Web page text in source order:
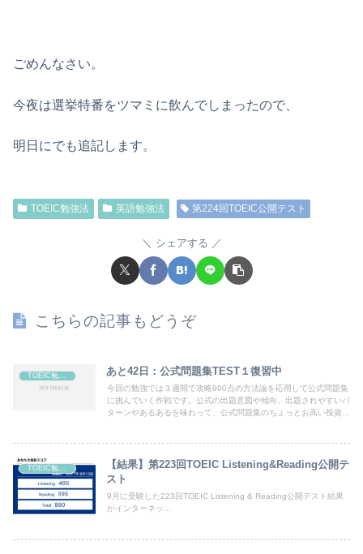
ごめんなさい。
今夜は選挙特番をツマミに飲んでしまったので、
明日にでも追記します。
TOEIC勉強法 英語勉強法 第224回TOEIC公開テスト
シェアする
こちらの記事もどうぞ
あと42日：公式問題集TEST１復習中
今回の勉強では３週間で攻略900点の方法論を応用して公式問題集
に挑んでいく作戦です。公式の出題意図や傾向、出題されやすいパ
ターンやあるあるを味わって、公式問題集のちょっとお高い投資費
TOEIC勉強法
【結果】第223回TOEIC Listening&Reading公開テ
スト
9月に受験した223回TOEIC Listening & Reading公開テスト結果
がインターネッ...